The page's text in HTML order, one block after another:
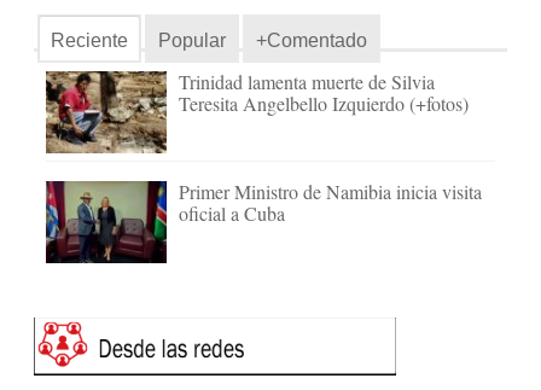
Reciente Popular +Comentado
Trinidad lamenta muerte de Silvia
Teresita Angelbello Izquierdo (+fotos)
Primer Ministro de Namibia inicia visita
oficial a Cuba